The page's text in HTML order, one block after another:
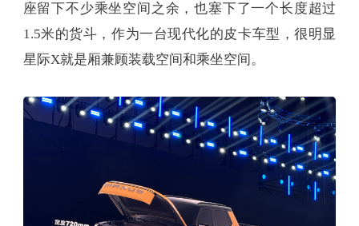
座留下不少乘坐空间之余，也塞下了一个长度超过
1.5米的货斗，作为一台现代化的皮卡车型，很明显
星际X就是厢兼顾装载空间和乘坐空间。